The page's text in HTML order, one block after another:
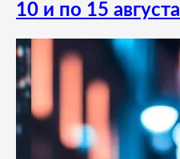
10 и по 15 августа